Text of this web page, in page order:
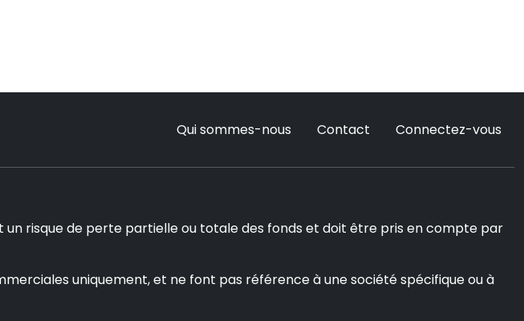
Qui sommes-nous Contact Connectez-vous
risque de perte partielle ou totale des fonds et doit être pris en compte par
uniquement, et ne font pas référence à une société spécifique ou à